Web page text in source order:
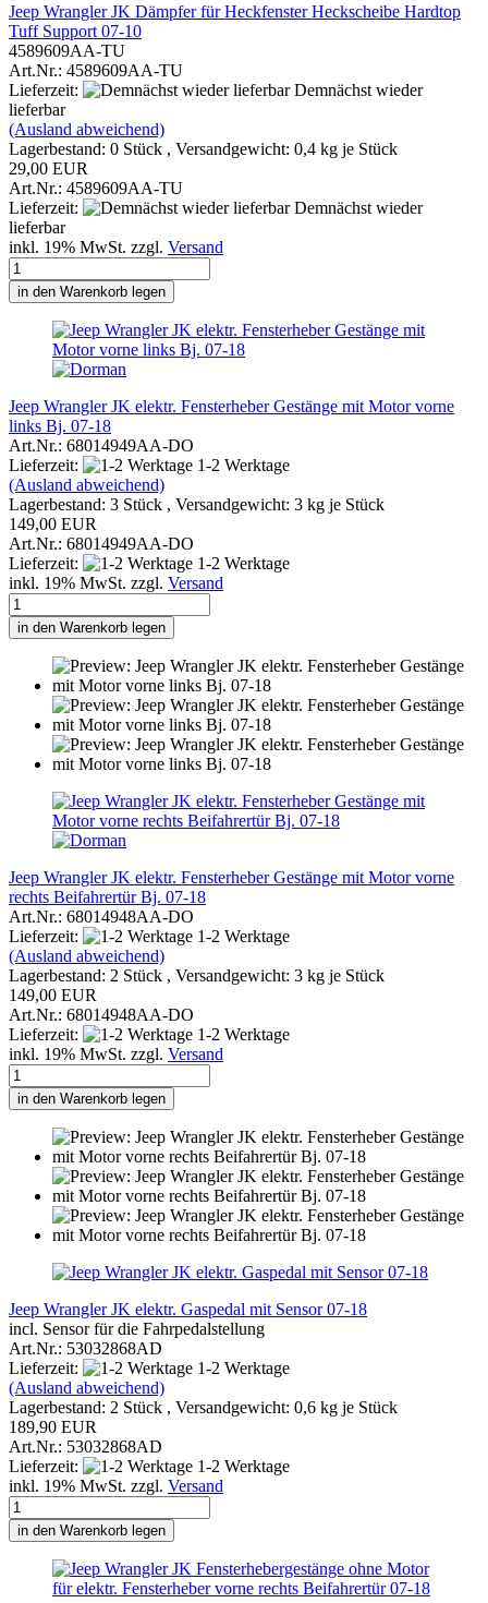
Jeep Wrangler JK Dämpfer für Heckfenster Heckscheibe Hardtop
Tuff Support 07-10
4589609AA-TU
Art.Nr.: 4589609AA-TU
Lieferzeit:
Demnächst wieder
lieferbar
(Ausland abweichend)
Lagerbestand: 0 Stück , Versandgewicht: 0,4 kg je Stück
29,00 EUR
Art.Nr.: 4589609AA-TU
Lieferzeit:
Demnächst wieder
lieferbar
inkl. 19% MwSt. zzgl. Versand
in den Warenkorb legen
Jeep Wrangler JK elektr. Fensterheber Gestänge mit Motor vorne
links Bj. 07-18
Art.Nr.: 68014949AA-DO
Lieferzeit:
1-2 Werktage
(Ausland abweichend)
Lagerbestand: 3 Stück , Versandgewicht: 3 kg je Stück
149,00 EUR
Art.Nr.: 68014949AA-DO
Lieferzeit:
1-2 Werktage
inkl. 19% MwSt. zzgl. Versand
in den Warenkorb legen
Jeep Wrangler JK elektr. Fensterheber Gestänge mit Motor vorne
rechts Beifahrertür Bj. 07-18
Art.Nr.: 68014948AA-DO
Lieferzeit:
1-2 Werktage
(Ausland abweichend)
Lagerbestand: 2 Stück , Versandgewicht: 3 kg je Stück
149,00 EUR
Art.Nr.: 68014948AA-DO
Lieferzeit:
1-2 Werktage
inkl. 19% MwSt. zzgl. Versand
in den Warenkorb legen
Jeep Wrangler JK elektr. Gaspedal mit Sensor 07-18
incl. Sensor für die Fahrpedalstellung
Art.Nr.: 53032868AD
Lieferzeit:
1-2 Werktage
(Ausland abweichend)
Lagerbestand: 2 Stück , Versandgewicht: 0,6 kg je Stück
189,90 EUR
Art.Nr.: 53032868AD
Lieferzeit:
1-2 Werktage
inkl. 19% MwSt. zzgl. Versand
in den Warenkorb legen